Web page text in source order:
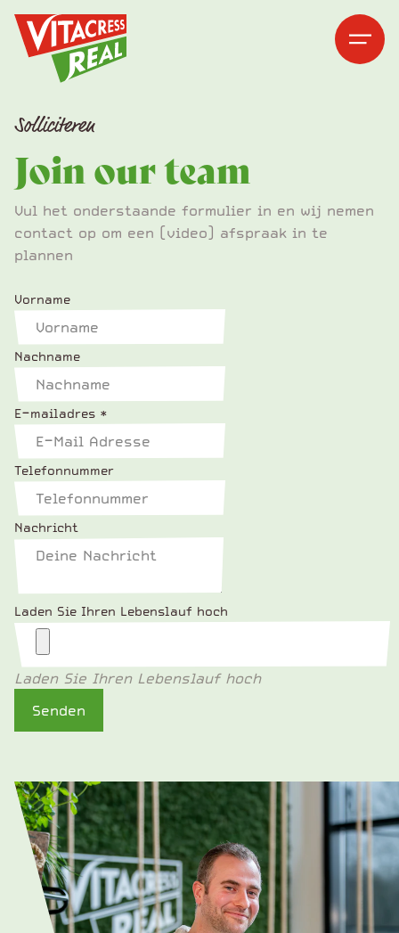
Vitacress Real Open
Vitacress Real Open
Solliciteren
Join our team
Vul het onderstaande formulier in en wij nemen
contact op om een (video) afspraak in te
plannen
Vorname
Nachname
E-mailadres *
Telefonnummer
Nachricht
Laden Sie Ihren Lebenslauf hoch
Laden Sie Ihren Lebenslauf hoch
Senden